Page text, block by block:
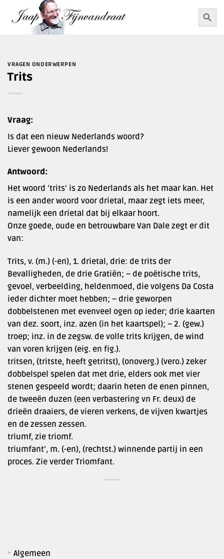
naar
Zoek
naar:
Algemeen
VRAGEN ONDERWERPEN
Trits
Vraag:
Is dat een nieuw Nederlands woord?
Liever gewoon Nederlands!
Antwoord:
Het woord ’trits’ is zo Nederlands als het maar kan. Het
is een ander woord voor drietal, maar zegt iets meer,
namelijk een drietal dat bij elkaar hoort.
Onze goede, oude en betrouwbare Van Dale zegt er dit
van:
Trits, v. (m.) (-en), 1. drietal, drie: de trits der
Bevalligheden, de drie Gratiën; – de poëtische trits,
gevoel, verbeelding, heldenmoed, die volgens Da Costa
ieder dichter moet hebben; – drie geworpen
dobbelstenen met evenveel ogen op ieder; drie kaarten
van dez. soort, inz. azen (in het kaartspel); – 2. (gew.)
troep; inz. in de zegsw. de volle trits krijgen, de wind
van voren krijgen (eig. en fig.).
tritsen, (tritste, heeft getritst), (onoverg.) (vero.) zeker
dobbelspel spelen dat met drie, elders ook met vier
stenen gespeeld wordt; daarin heten de enen pinnen,
de tweeën duzen (een verbastering vn Fr. deux) de
drieën draaiers, de vieren verkens, de vijven kwartjes
en de zessen zessen.
triumf, zie triomf.
triumfant’, m. (-en), (rechtst.) winnende partij in een
proces. Zie verder Triomfant.